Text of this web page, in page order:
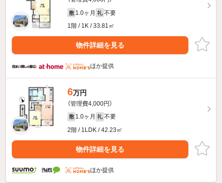
敷 1.0ヶ月 礼 不要
1階 / 1K / 33.81㎡
物件詳細を見る
ほか提供
6万円
（管理費4,000円）
敷 1.0ヶ月 礼 不要
2階 / 1LDK / 42.23㎡
物件詳細を見る
ほか提供